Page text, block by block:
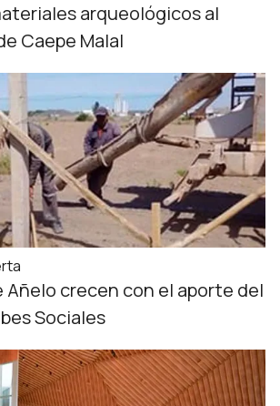
arqueológicos al
Caepe Malal
Añelo crecen con el aporte del
Sociales